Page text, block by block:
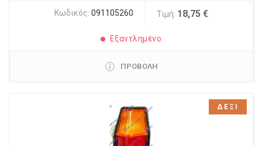
Κωδικός: 091105260 Τιμή: 18,75 €
Εξαντλημένο
ΠΡΟΒΟΛΗ
ΔΕΞΙ